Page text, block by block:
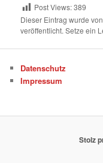
Post Views:389
Dieser Eintrag wurde
veröffentlicht. Setze ein
Datenschutz
Impressum
Stolz